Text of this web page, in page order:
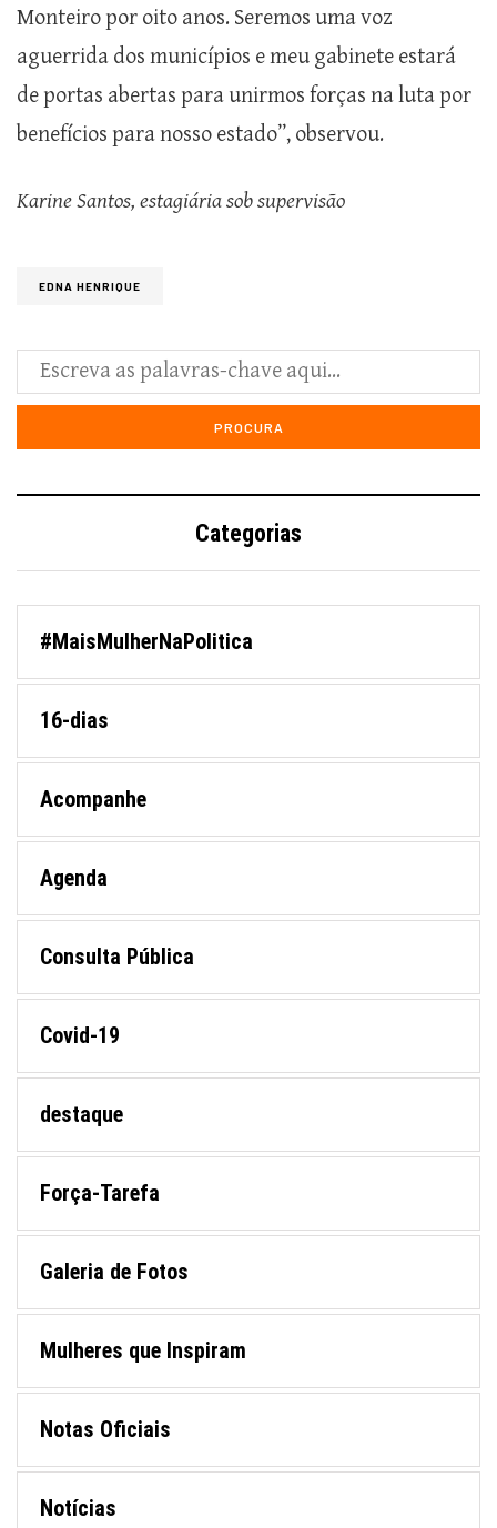
Monteiro por oito anos. Seremos uma voz
aguerrida dos municípios e meu gabinete estará
de portas abertas para unirmos forças na luta por
benefícios para nosso estado”, observou.
Karine Santos, estagiária sob supervisão
EDNA HENRIQUE
Categorias
#MaisMulherNaPolitica
16-dias
Acompanhe
Agenda
Consulta Pública
Covid-19
destaque
Força-Tarefa
Galeria de Fotos
Mulheres que Inspiram
Notas Oficiais
Notícias